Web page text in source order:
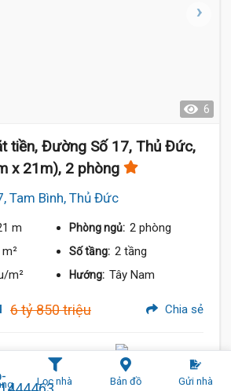
Lọc nhà Bản đồ Gửi nhà
6
tiền, Đường Số 17, Thủ Đức,
x 21m), 2 phòng
Tam Bình, Thủ Đức
m Phòng ngủ: 2 phòng
Số tầng: 2 tầng
m² Hướng: Tây Nam
6 tỷ 850 triệu Chia sẻ
0911444463